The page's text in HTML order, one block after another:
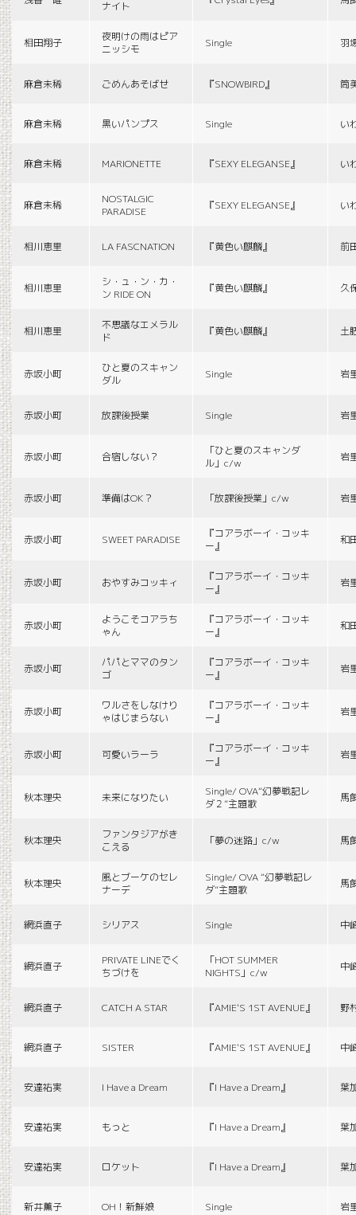
ナイト
相田翔子
夜明けの雨はピア
ニッシモ
Single 羽
麻倉未稀 ごめんあそばせ 『SNOWBIRD』 筒
麻倉未稀 黒いパンプス Single い
麻倉未稀 MARIONETTE 『SEXY ELEGANSE』 い
麻倉未稀
NOSTALGIC
PARADISE
『SEXY ELEGANSE』 い
相川恵里 LA FASCNATION 『黄色い麒麟』 前
相川恵里
シ・ュ・ン・カ・
ン RIDE ON
『黄色い麒麟』 久
相川恵里
不思議なエメラル
ド
『黄色い麒麟』 土
赤坂小町
ひと夏のスキャン
ダル
Single 岩
赤坂小町 放課後授業 Single 岩
赤坂小町 合宿しない？
「ひと夏のスキャンダ
ル」c/w
岩
赤坂小町 準備はOK？ 「放課後授業」c/w 岩
赤坂小町 SWEET PARADISE
『コアラボーイ・コッキ
ー』
和
赤坂小町 おやすみコッキィ
『コアラボーイ・コッキ
ー』
岩
赤坂小町
ようこそコアラち
ゃん
『コアラボーイ・コッキ
ー』
和
赤坂小町
パパとママのタン
ゴ
『コアラボーイ・コッキ
ー』
岩
赤坂小町
ワルさをしなけり
ゃはじまらない
『コアラボーイ・コッキ
ー』
岩
赤坂小町 可愛いラーラ
『コアラボーイ・コッキ
ー』
岩
秋本理央 未来になりたい
Single/ OVA“幻夢戦記レ
ダ２”主題歌
馬
秋本理央
ファンタジアがき
こえる
「夢の迷路」c/w 馬
秋本理央
風とブーケのセレ
ナーデ
Single/ OVA “幻夢戦記レ
ダ”主題歌
馬
網浜直子 シリアス Single 中
網浜直子
PRIVATE LINEでく
ちづけを
「HOT SUMMER
NIGHTS」c/w
中
網浜直子 CATCH A STAR 『AMIE'S 1ST AVENUE』 野
網浜直子 SISTER 『AMIE'S 1ST AVENUE』 中
安達祐実 I Have a Dream 『I Have a Dream』 葉
安達祐実 もっと 『I Have a Dream』 葉
安達祐実 ロケット 『I Have a Dream』 葉
新井薫子 OH！新鮮娘 Single 岩